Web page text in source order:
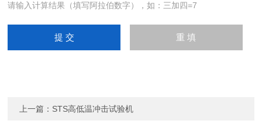
请输入计算结果（填写阿拉伯数字），如：三加四=7
上一篇： STS高低温冲击试验机